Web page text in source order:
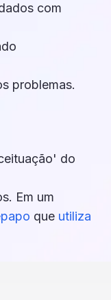
com
problemas.
do
Em um
que utiliza